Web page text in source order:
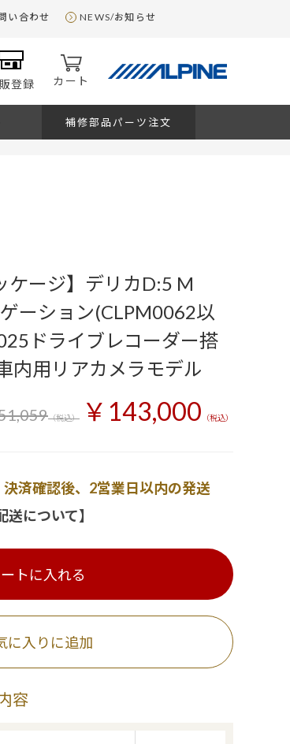
い合わせ NEWS/お知らせ
登録 カート
補修部品パーツ注文
ケージ】デリカD:5 M
ーション(CLPM0062以
ドライブレコーダー搭
内用リアカメラモデル
（税込） ￥143,000 （税込）
確認後、2営業日以内の発送
送について】
トに入れる
容
に入りに追加